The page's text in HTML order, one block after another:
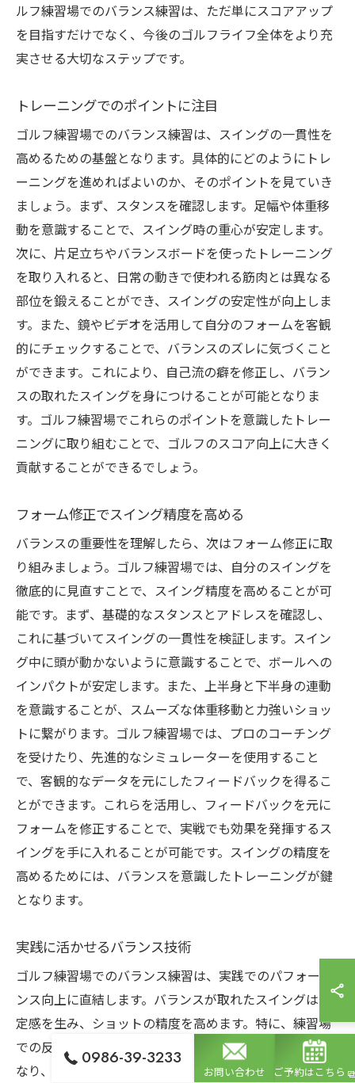
ルフ練習場でのバランス練習は、ただ単にスコアアップ
を目指すだけでなく、今後のゴルフライフ全体をより充
実させる大切なステップです。
トレーニングでのポイントに注目
ゴルフ練習場でのバランス練習は、スイングの一貫性を
高めるための基盤となります。具体的にどのようにトレ
ーニングを進めればよいのか、そのポイントを見ていき
ましょう。まず、スタンスを確認します。足幅や体重移
動を意識することで、スイング時の重心が安定します。
次に、片足立ちやバランスボードを使ったトレーニング
を取り入れると、日常の動きで使われる筋肉とは異なる
部位を鍛えることができ、スイングの安定性が向上しま
す。また、鏡やビデオを活用して自分のフォームを客観
的にチェックすることで、バランスのズレに気づくこと
ができます。これにより、自己流の癖を修正し、バラン
スの取れたスイングを身につけることが可能となりま
す。ゴルフ練習場でこれらのポイントを意識したトレー
ニングに取り組むことで、ゴルフのスコア向上に大きく
貢献することができるでしょう。
フォーム修正でスイング精度を高める
バランスの重要性を理解したら、次はフォーム修正に取
り組みましょう。ゴルフ練習場では、自分のスイングを
徹底的に見直すことで、スイング精度を高めることが可
能です。まず、基礎的なスタンスとアドレスを確認し、
これに基づいてスイングの一貫性を検証します。スイン
グ中に頭が動かないように意識することで、ボールへの
インパクトが安定します。また、上半身と下半身の連動
を意識することが、スムーズな体重移動と力強いショッ
トに繋がります。ゴルフ練習場では、プロのコーチング
を受けたり、先進的なシミュレーターを使用すること
で、客観的なデータを元にしたフィードバックを得るこ
とができます。これらを活用し、フィードバックを元に
フォームを修正することで、実戦でも効果を発揮するス
イングを手に入れることが可能です。スイングの精度を
高めるためには、バランスを意識したトレーニングが鍵
となります。
実践に活かせるバランス技術
ゴルフ練習場でのバランス練習は、実践でのパフォーマ
ンス向上に直結します。バランスが取れたスイングは安
定感を生み、ショットの精度を高めます。特に、練習場
での反復練習により、無意識にバランスを保てるように
なり、コースでの緊張感にも対処できます。ゴルフ練習
0986-39-3233
お問い合わせ ご予約はこちら